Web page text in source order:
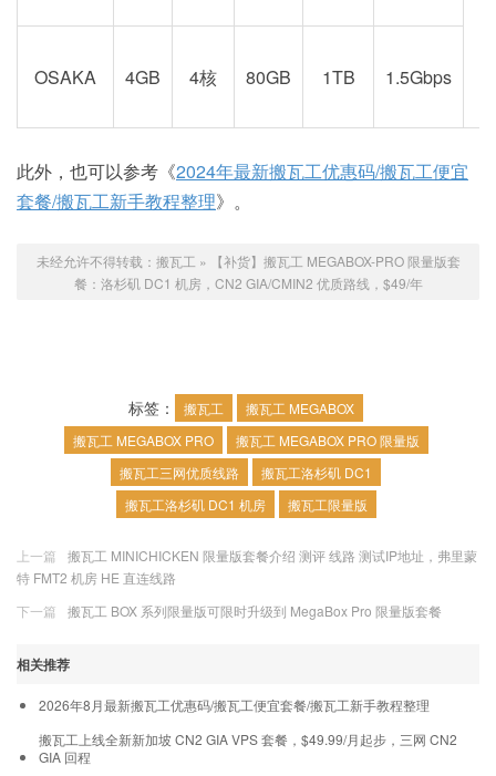
OSAKA
4GB 4核 80GB 1TB 1.5Gbps
此外，也可以参考《2024年最新搬瓦工优惠码/搬瓦工便宜
套餐/搬瓦工新手教程整理》。
未经允许不得转载： 搬瓦工 »
【补货】搬瓦工 MEGABOX-PRO 限量版套
餐：洛杉矶 DC1 机房，CN2 GIA/CMIN2 优质路线，$49/年
标签： 搬瓦工
搬瓦工 MEGABOX
搬瓦工 MEGABOX PRO
搬瓦工 MEGABOX PRO 限量版
搬瓦工三网优质线路
搬瓦工洛杉矶 DC1
搬瓦工洛杉矶 DC1 机房
搬瓦工限量版
上一篇
搬瓦工 MINICHICKEN 限量版套餐介绍 测评 线路 测试IP地址，弗里蒙
特 FMT2 机房 HE 直连线路
下一篇
搬瓦工 BOX 系列限量版可限时升级到 MegaBox Pro 限量版套餐
相关推荐
2026年8月最新搬瓦工优惠码/搬瓦工便宜套餐/搬瓦工新手教程整理
搬瓦工上线全新新加坡 CN2 GIA VPS 套餐，$49.99/月起步，三网 CN2
GIA 回程